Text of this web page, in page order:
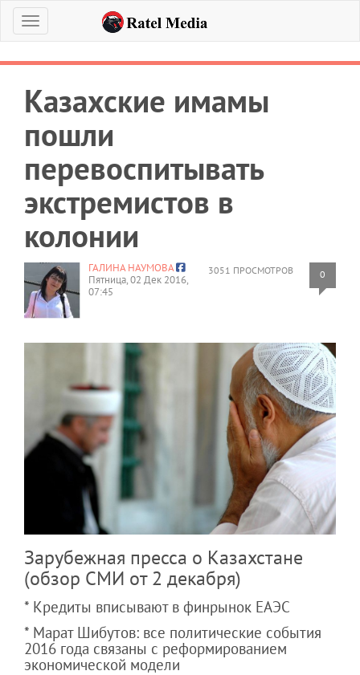
Меню
Казахские имамы
пошли
перевоспитывать
экстремистов в
колонии
3051 ПРОСМОТРОВ 0
ГАЛИНА НАУМОВА
Пятница, 02 Дек 2016,
07:45
Зарубежная пресса о Казахстане
(обзор СМИ от 2 декабря)
* Кредиты вписывают в финрынок ЕАЭС
* Марат Шибутов: все политические события
2016 года связаны с реформированием
экономической модели